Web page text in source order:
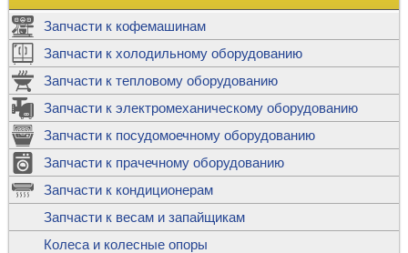
Запчасти к кофемашинам
Запчасти к холодильному оборудованию
Запчасти к тепловому оборудованию
Запчасти к электромеханическому оборудованию
Запчасти к посудомоечному оборудованию
Запчасти к прачечному оборудованию
Запчасти к кондиционерам
Запчасти к весам и запайщикам
Колеса и колесные опоры